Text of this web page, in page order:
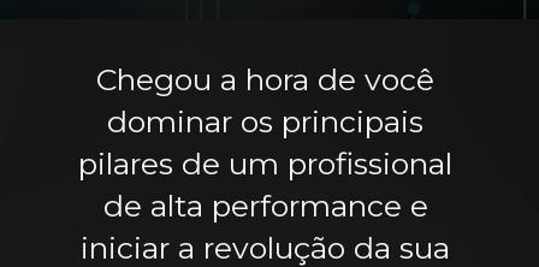
Chegou a hora de você
dominar os principais
pilares de um profissional
de alta performance e
iniciar a revolução da sua